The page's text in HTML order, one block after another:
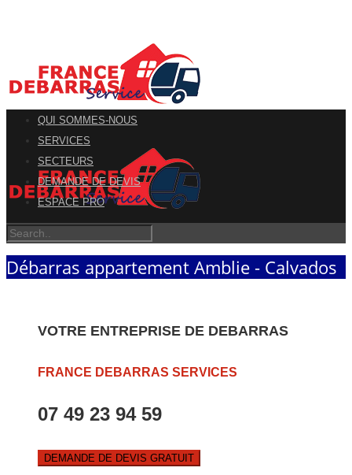
QUI SOMMES-NOUS
SERVICES
SECTEURS
DEMANDE DE DEVIS
ESPACE PRO
Débarras appartement Amblie - Calvados
VOTRE ENTREPRISE DE DEBARRAS
FRANCE DEBARRAS SERVICES
07 49 23 94 59
DEMANDE DE DEVIS GRATUIT